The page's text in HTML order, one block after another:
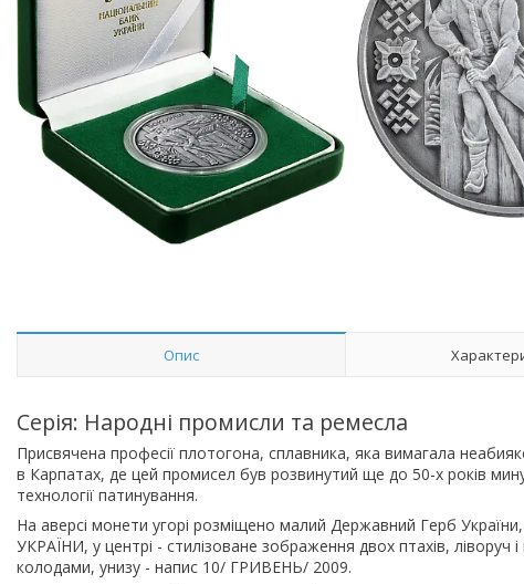
Опис
Серія: Народні промисли та ремесла
Присвячена професії плотогона, сплавника, яка вимагала
в Карпатах, де цей промисел був розвинутий ще до 50-х років
технології патинування.
На аверсі монети угорі розміщено малий Державний Герб
УКРАЇНИ, у центрі - стилізоване зображення двох птахів,
колодами, унизу - напис 10/ ГРИВЕНЬ/ 2009.